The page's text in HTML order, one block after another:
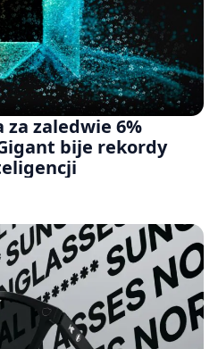
zaledwie 6%
bije rekordy